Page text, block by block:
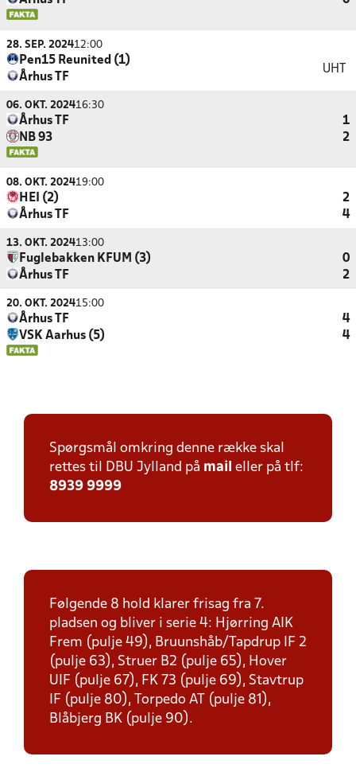
28. SEP. 202412:00
Pen15 Reunited (1)
Århus TF
UHT
06. OKT. 202416:30
Århus TF
1
NB 93
2
08. OKT. 202419:00
HEI (2)
2
Århus TF
4
13. OKT. 202413:00
Fuglebakken KFUM (3)
0
Århus TF
2
20. OKT. 202415:00
Århus TF
4
VSK Aarhus (5)
4
Spørgsmål omkring denne række skal
rettes til DBU Jylland på mail eller på tlf:
8939 9999
Følgende 8 hold klarer frisag fra 7.
pladsen og bliver i serie 4: Hjørring AIK
Frem (pulje 49), Bruunshåb/Tapdrup IF 2
(pulje 63), Struer B2 (pulje 65), Hover
UIF (pulje 67), FK 73 (pulje 69), Stavtrup
IF (pulje 80), Torpedo AT (pulje 81),
Blåbjerg BK (pulje 90).